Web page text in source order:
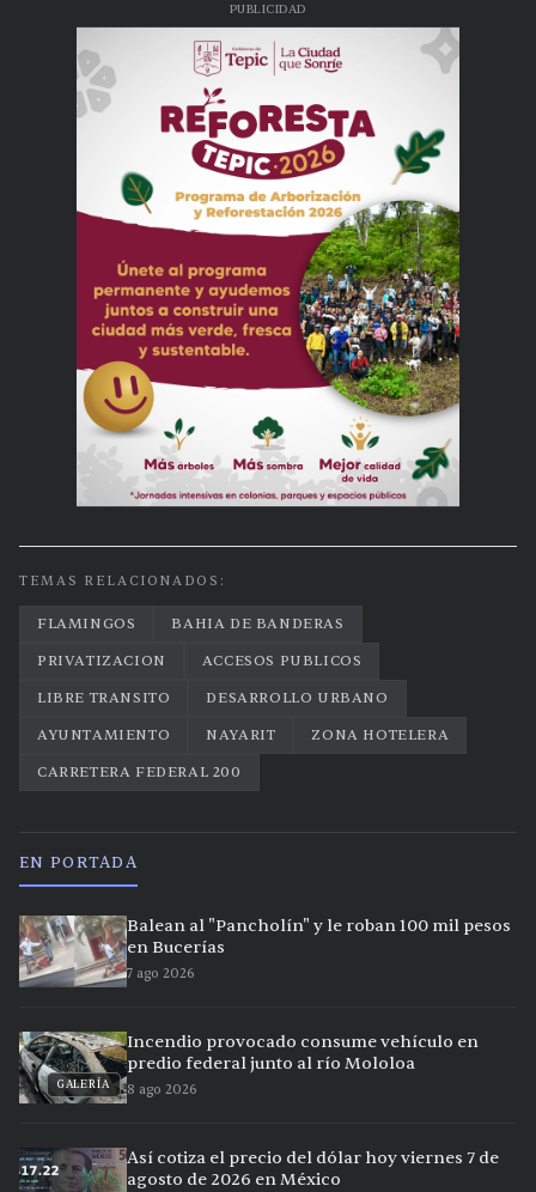
PUBLICIDAD
TEMAS RELACIONADOS:
FLAMINGOS
BAHIA DE BANDERAS
PRIVATIZACION
ACCESOS PUBLICOS
LIBRE TRANSITO
DESARROLLO URBANO
AYUNTAMIENTO
NAYARIT
ZONA HOTELERA
CARRETERA FEDERAL 200
EN PORTADA
Balean al "Pancholín" y le roban 100 mil pesos
en Bucerías
7 ago 2026
GALERÍA
Incendio provocado consume vehículo en
predio federal junto al río Mololoa
8 ago 2026
Así cotiza el precio del dólar hoy viernes 7 de
agosto de 2026 en México